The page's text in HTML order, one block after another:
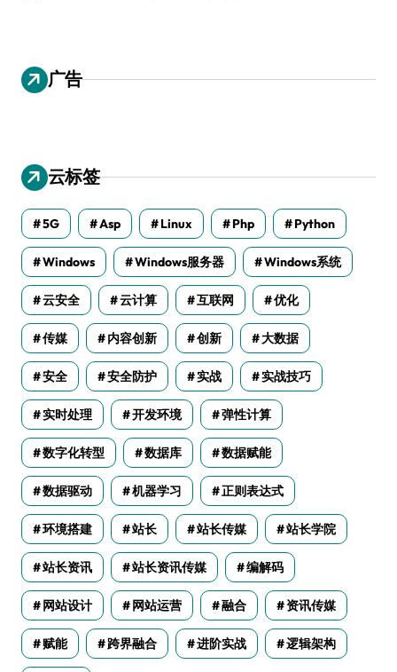
广告
云标签
5G Asp Linux Php Python
Windows Windows服务器 Windows系统
云安全 云计算 互联网 优化
传媒 内容创新 创新 大数据
安全 安全防护 实战 实战技巧
实时处理 开发环境 弹性计算
数字化转型 数据库 数据赋能
数据驱动 机器学习 正则表达式
环境搭建 站长 站长传媒 站长学院
站长资讯 站长资讯传媒 编解码
网站设计 网站运营 融合 资讯传媒
赋能 跨界融合 进阶实战 逻辑架构